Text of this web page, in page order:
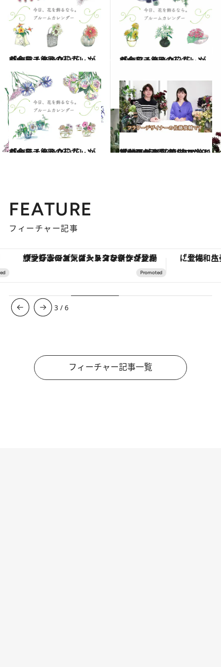
2021.8.1
「今日、飾りたい花」がわかる！ 8月の花カレンダーをチェック
ライフスタイル 2021.7.1
「今日、飾りたい花」がわかる！ 7月の花カレンダーをチェック
ライフスタイル
2021.6.1
「今日、飾りたい花」がわかる！ 6月の花カレンダーをチェック
ライフスタイル 2021.12.30
【動画付き】CREAアンバサダーが お花のプロから教わりました 簡単！「100％可愛いバラの飾り方」
ライフスタイル
FEATURE
フィーチャー記事
ヴァシュロン・コンスタンタン「オーヴァーシーズ・オートマティック」。旅愛好家のお気に入りコレクションから、ジェンダーレスな新作が登場
3 /6
フィーチャー記事一覧